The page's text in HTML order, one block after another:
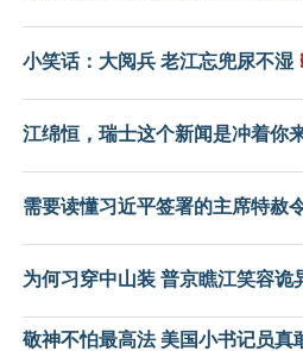
小笑话：大阅兵 老江忘兜尿不湿
江绵恒，瑞士这个新闻是冲着你
需要读懂习近平签署的主席特赦
为何习穿中山装 普京瞧江笑容诡
敬神不怕最高法 美国小书记员真